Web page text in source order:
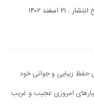
: ۲۱ اسفند ۱۴۰۲
حفظ زیبایی و جوانی خود
امروزی عجیب و غریب